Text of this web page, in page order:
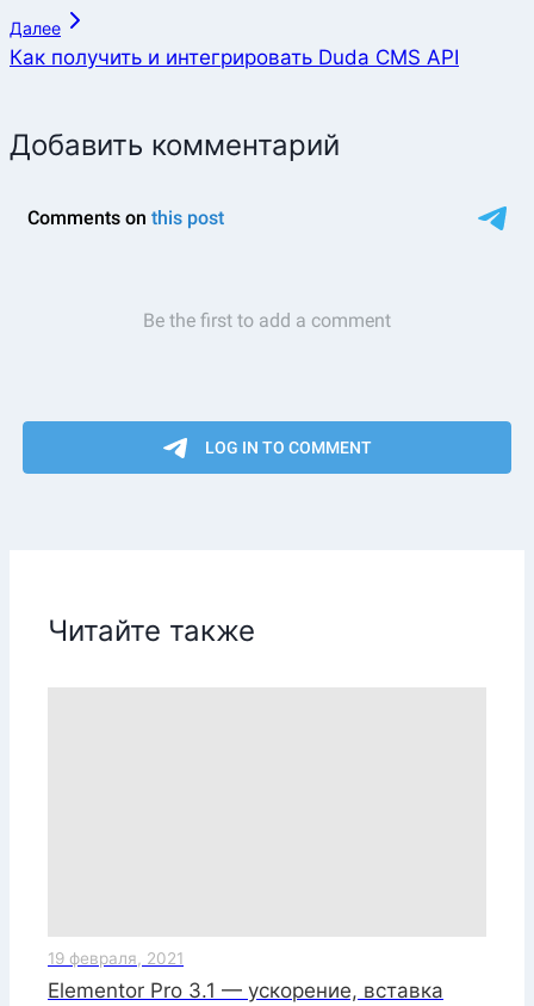
Далее
Как получить и интегрировать Duda CMS API
Добавить комментарий
Читайте также
19 февраля, 2021
Elementor Pro 3.1 — ускорение, вставка